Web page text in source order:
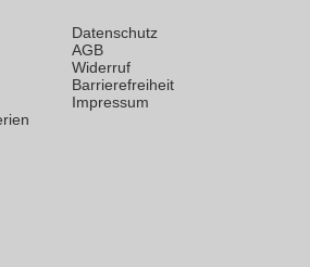
Datenschutz
AGB
Widerruf
Barrierefreiheit
Impressum